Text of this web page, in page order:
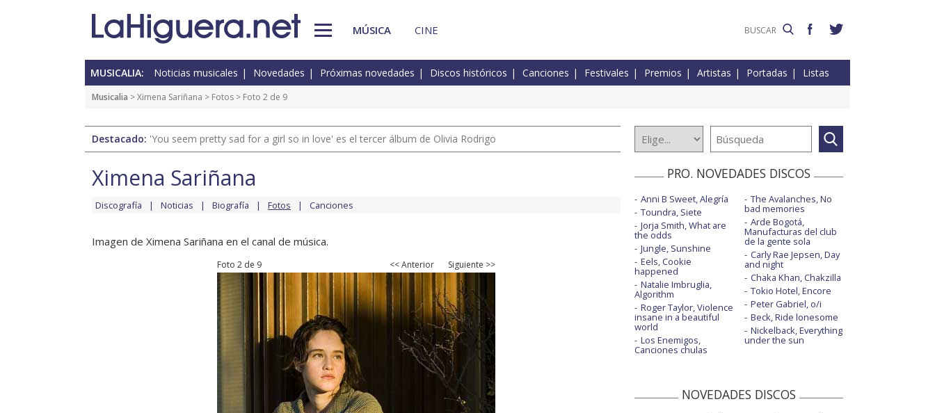
MÚSICA CINE
MUSICALIA: Noticias musicales Novedades Próximas novedades Discos históricos Canciones Festivales Premios Artistas Portadas Listas
Musicalia >Ximena Sariñana > Fotos > Foto 2 de 9
Destacado: 'You seem pretty sad for a girl so in love' es el tercer álbum de Olivia Rodrigo
Ximena Sariñana
Discografía Noticias Biografía Fotos Canciones
Imagen de Ximena Sariñana en el canal de música.
Foto 2 de 9 << Anterior Siguiente >>
PRO. NOVEDADES DISCOS
Anni B Sweet, Alegría
Toundra, Siete
Jorja Smith, What are
the odds
Jungle, Sunshine
Eels, Cookie
happened
Natalie Imbruglia,
Algorithm
Roger Taylor, Violence
insane in a beautiful
world
Los Enemigos,
Canciones chulas
The Avalanches, No
bad memories
Arde Bogotá,
Manufacturas del club
de la gente sola
Carly Rae Jepsen, Day
and night
Chaka Khan, Chakzilla
Tokio Hotel, Encore
Peter Gabriel, o/i
Beck, Ride lonesome
Nickelback, Everything
under the sun
NOVEDADES DISCOS